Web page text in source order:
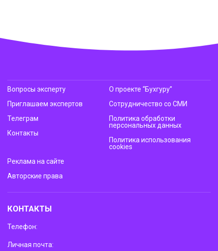
Вопросы эксперту
Приглашаем экспертов
Телеграм
Контакты
О проекте “Бухгуру”
Сотрудничество со СМИ
Политика обработки
персональных данных
Политика использования
cookies
Реклама на сайте
Авторские права
КОНТАКТЫ
Телефон:
Личная почта: